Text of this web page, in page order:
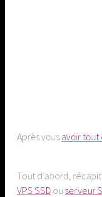
Après vous avoir tout
Tout d’abord,
VPS SSD ou serveur